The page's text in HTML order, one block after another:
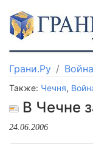
Грани.Ру Война
Также: Чечня,
В Чечне
24.06.2006